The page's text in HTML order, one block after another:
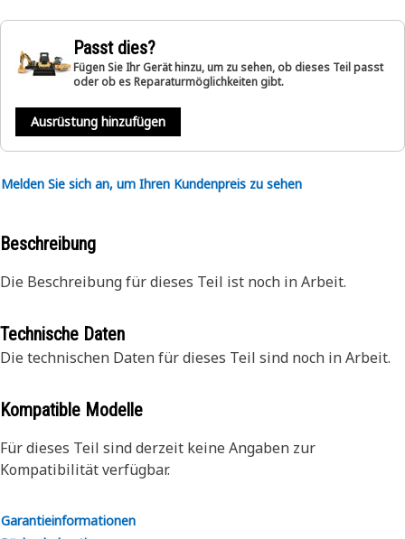
Passt dies?
Fügen Sie Ihr Gerät hinzu, um zu sehen, ob dieses Teil passt
oder ob es Reparaturmöglichkeiten gibt.
Ausrüstung hinzufügen
Melden Sie sich an, um Ihren Kundenpreis zu sehen
Beschreibung
Die Beschreibung für dieses Teil ist noch in Arbeit.
Technische Daten
Die technischen Daten für dieses Teil sind noch in Arbeit.
Kompatible Modelle
Für dieses Teil sind derzeit keine Angaben zur
Kompatibilität verfügbar.
Garantieinformationen